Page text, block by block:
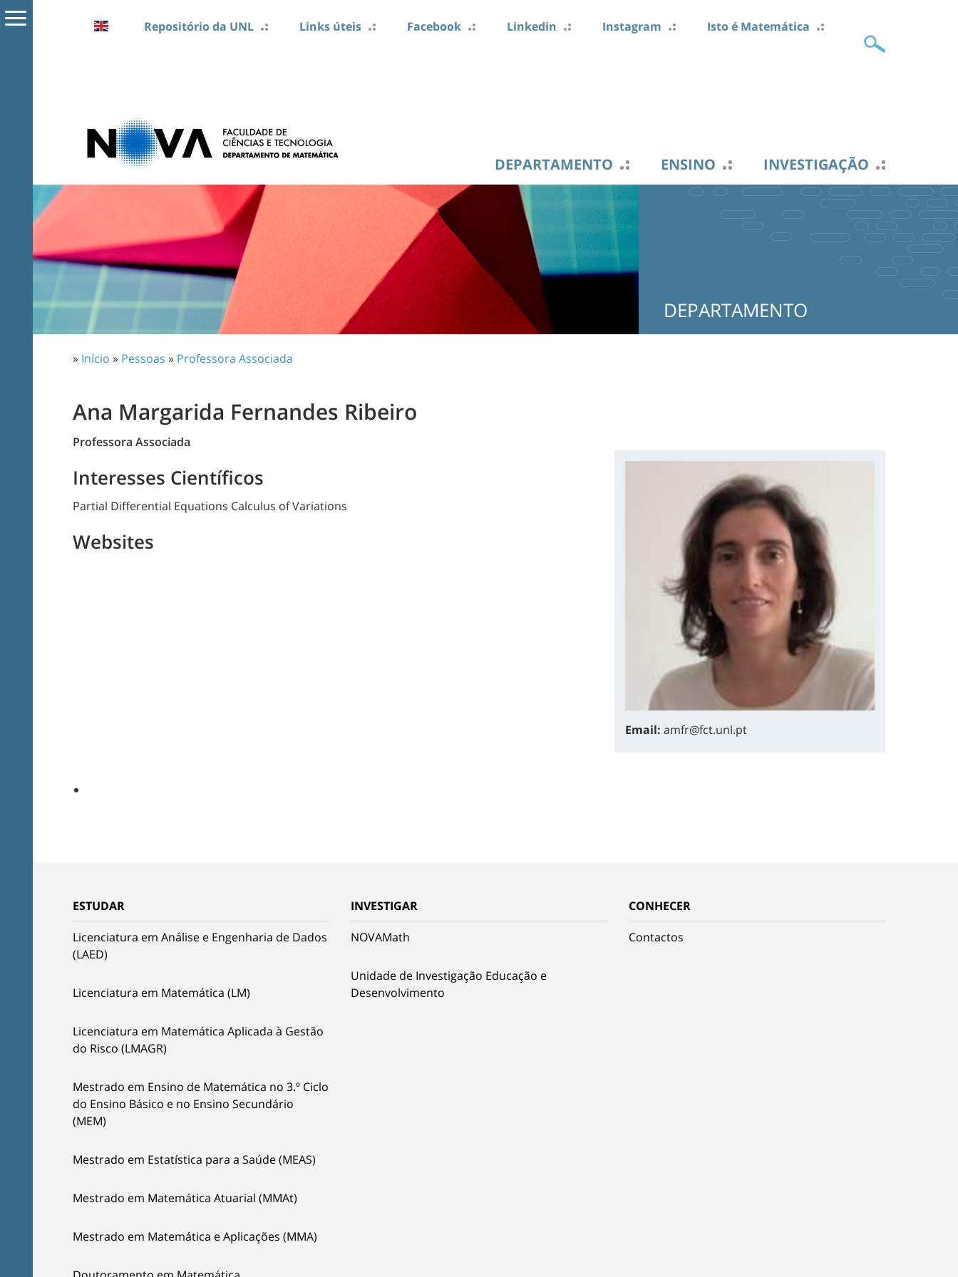
Repositório da UNL Links úteis Facebook Linkedin Instagram Isto é Matemática
DEPARTAMENTO ENSINO INVESTIGAÇÃO
DEPARTAMENTO
» Início » Pessoas » Professora Associada
Ana Margarida Fernandes Ribeiro
Professora Associada
Email: amfr@fct.unl.pt
Interesses Científicos
Partial Differential Equations Calculus of Variations
Websites
ESTUDAR
Licenciatura em Análise e Engenharia de Dados
(LAED)
Licenciatura em Matemática (LM)
Licenciatura em Matemática Aplicada à Gestão
do Risco (LMAGR)
Mestrado em Ensino de Matemática no 3.º Ciclo
do Ensino Básico e no Ensino Secundário
(MEM)
Mestrado em Estatística para a Saúde (MEAS)
Mestrado em Matemática Atuarial (MMAt)
Mestrado em Matemática e Aplicações (MMA)
INVESTIGAR
NOVAMath
Unidade de Investigação Educação e
Desenvolvimento
CONHECER
Contactos